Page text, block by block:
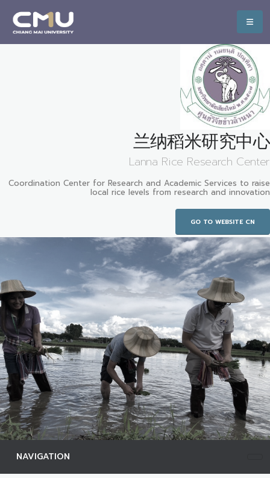
兰纳稻米研究中心
Lanna Rice Research Center
Coordination Center for Research and Academic Services to raise
local rice levels from research and innovation
GO TO WEBSITE CN
NAVIGATION